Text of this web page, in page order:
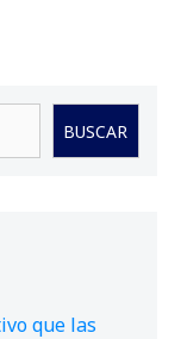
BUSCAR
que las